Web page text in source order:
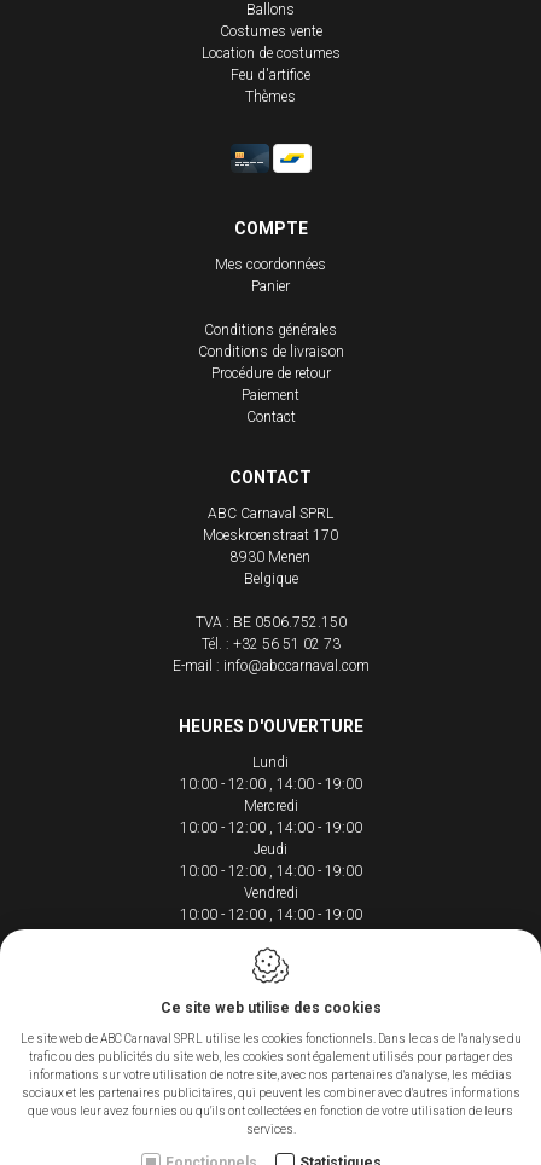
Ballons
Costumes vente
Location de costumes
Feu d'artifice
Thèmes
COMPTE
Mes coordonnées
Panier
Conditions générales
Conditions de livraison
Procédure de retour
Paiement
Contact
CONTACT
ABC Carnaval SPRL
Moeskroenstraat 170
8930 Menen
Belgique
TVA : BE 0506.752.150
Tél. : +32 56 51 02 73
E-mail : info@abccarnaval.com
HEURES D'OUVERTURE
Lundi
10:00 - 12:00
14:00 - 19:00
Mercredi
10:00 - 12:00
14:00 - 19:00
Jeudi
10:00 - 12:00
14:00 - 19:00
Vendredi
10:00 - 12:00
14:00 - 19:00
10:00 - 12:00
14:00 - 18:00
Conception du site web par IDcreation 2020
Cookie policy
Politique de confidentialité
Ce site web utilise des cookies
Le site web de ABC Carnaval SPRL utilise les cookies fonctionnels. Dans le cas de l'analyse du
trafic ou des publicités du site web, les cookies sont également utilisés pour partager des
informations sur votre utilisation de notre site, avec nos partenaires d'analyse, les médias
sociaux et les partenaires publicitaires, qui peuvent les combiner avec d'autres informations
que vous leur avez fournies ou qu'ils ont collectées en fonction de votre utilisation de leurs
services.